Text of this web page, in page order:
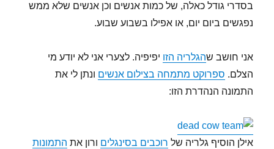
בסדרי גודל כאלה, של כמות אנשים וכן אנשים שלא ממש
נפגשים ביום יום, או אפילו בשבוע שבוע.
אני חושב שהגלריה הזו יפיפיה. לצערי אני לא יודע מי
הצלם. ספרוקט מתמחה בצילום אנשים ונתן לי את
התמונה הנהדרת הזו:
אילן הוסיף גלריה של רוכבים בסינגלים ורון את התמונות